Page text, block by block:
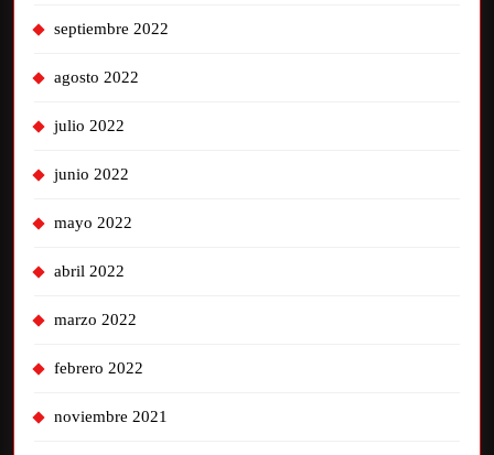
septiembre 2022
agosto 2022
julio 2022
junio 2022
mayo 2022
abril 2022
marzo 2022
febrero 2022
noviembre 2021